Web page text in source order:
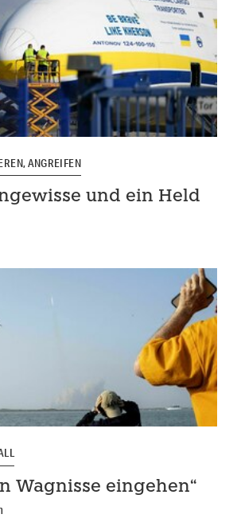
ANGREIFEN
und ein Held
Wagnisse eingehen“